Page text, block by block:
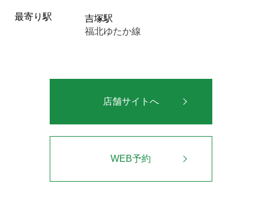
最寄り駅
吉塚駅
福北ゆたか線
店舗サイトへ
WEB予約